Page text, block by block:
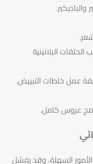
البلاتينية
عمل خلطات التبييض.
عروس كامل.
السهلة، وقد يفشل